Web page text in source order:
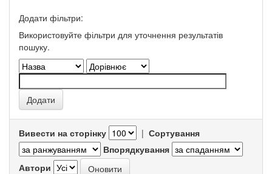
Додати фільтри:
Використовуйте фільтри для уточнення результатів
пошуку.
Вивести на сторінку | Сортування
Впорядкування
Автори